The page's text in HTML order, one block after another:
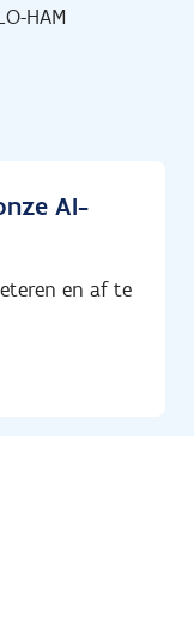
HAM
AI-
en af te